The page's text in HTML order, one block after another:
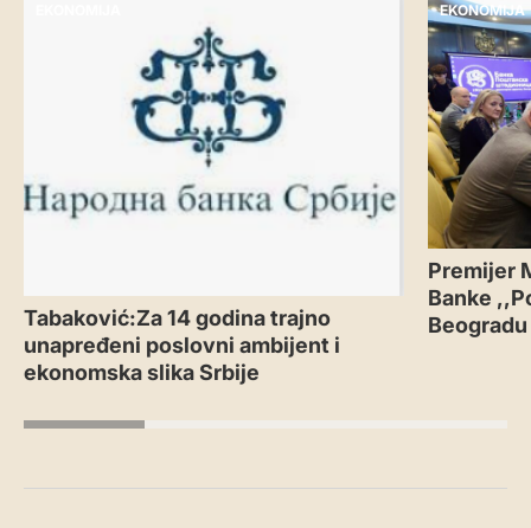
Tabaković:Za 14 godina trajno
unapređeni poslovni ambijent i
ekonomska slika Srbije
EKONOMIJA
Premijer
Banke
Beogradu